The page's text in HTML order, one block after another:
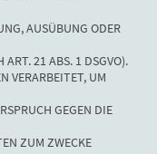
AUSÜBUNG ODER
ART. 21 ABS. 1 DSGVO).
VERARBEITET, UM
GEGEN DIE
ZUM ZWECKE